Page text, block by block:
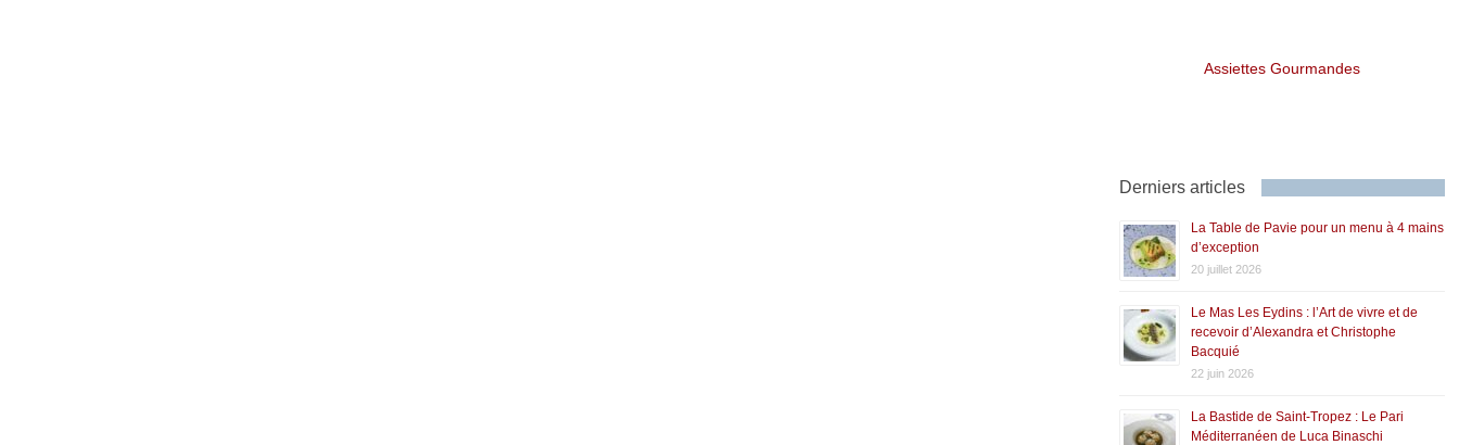
Assiettes Gourmandes
Derniers articles
La Table de Pavie pour un menu à 4 mains
d’exception
20 juillet 2026
Le Mas Les Eydins : l’Art de vivre et de
recevoir d’Alexandra et Christophe
Bacquié
22 juin 2026
La Bastide de Saint-Tropez : Le Pari
Méditerranéen de Luca Binaschi